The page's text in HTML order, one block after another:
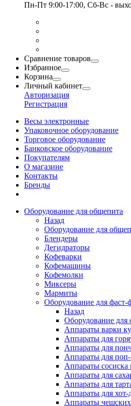
Пн-Пт 9:00-17:00, Сб-Вс -
Сравнение товаров
Избранное
Корзина
Личный кабинет
Авторизация
Регистрация
Весы электронные
Упаковочное оборудование
Торговое оборудование
Банковское оборудование
Покупателям
О магазине
Контакты
Бренды
Оборудование для общепита
Назад
Оборудование для
Блендеры
Дегидраторы
Кофеварки
Кофемашины
Кофемолки
Миксеры
Мармиты
Оборудование для фаст-
Назад
Оборудование для
Аппараты варки
Аппараты для
Аппараты для
Аппараты для поп-
Аппараты сосиска
Аппараты для
Аппараты для
Аппараты для хот-
Аппараты